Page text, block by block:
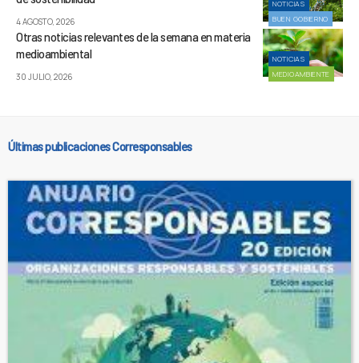
NOTICIAS
BUEN GOBIERNO
4 AGOSTO, 2026
NOTICIAS
MEDIOAMBIENTE
Otras noticias relevantes de la semana en materia
medioambiental
30 JULIO, 2026
Últimas publicaciones Corresponsables